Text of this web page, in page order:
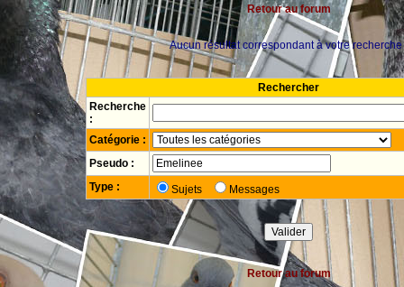
Retour au forum
Aucun résultat correspondant à votre recherche
Rechercher
Recherche
:
Catégorie :
Pseudo :
Type :
Sujets Messages
Retour au forum